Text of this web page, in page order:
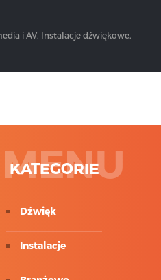
i AV, Instalacje dźwiękowe.
MENU
KATEGORIE
Dźwięk
Instalacje